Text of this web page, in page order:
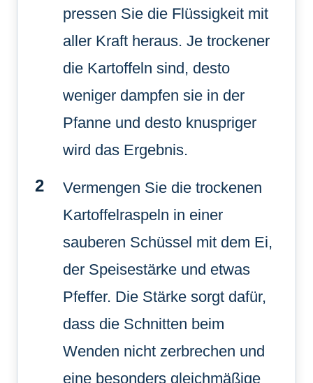
pressen Sie die Flüssigkeit mit
aller Kraft heraus. Je trockener
die Kartoffeln sind, desto
weniger dampfen sie in der
Pfanne und desto knuspriger
wird das Ergebnis.
Vermengen Sie die trockenen
Kartoffelraspeln in einer
sauberen Schüssel mit dem Ei,
der Speisestärke und etwas
Pfeffer. Die Stärke sorgt dafür,
dass die Schnitten beim
Wenden nicht zerbrechen und
eine besonders gleichmäßige